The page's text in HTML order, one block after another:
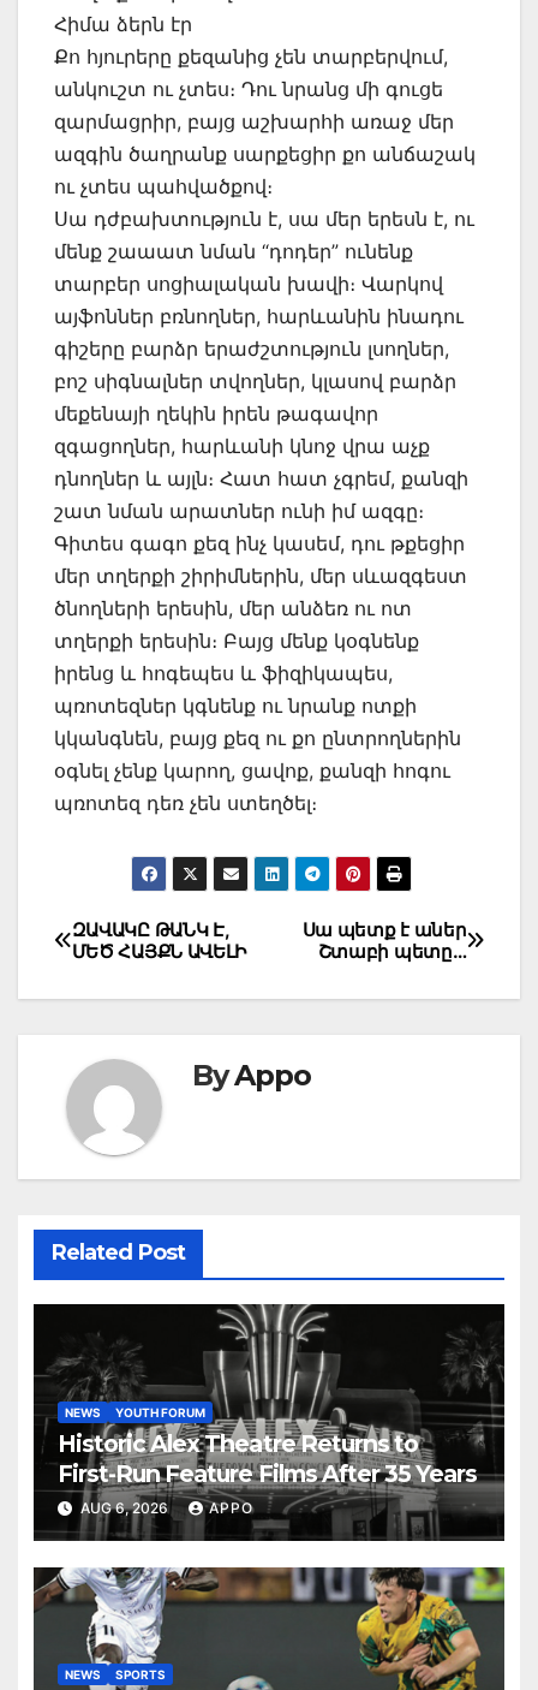
Հիմա ձերն էր
Քո հյուրերը քեզանից չեն տարբերվում,
անկուշտ ու չտես։ Դու նրանց մի գուցե
զարմացրիր, բայց աշխարհի առաջ մեր
ազգին ծաղրանք սարքեցիր քո անճաշակ
ու չտես պահվածքով։
Սա դժբախտություն է, սա մեր երեսն է, ու
մենք շաաատ նման “դոդեր” ունենք
տարբեր սոցիալական խավի։ Վարկով
այֆոններ բռնողներ, հարևանին ինադու
գիշերը բարձր երաժշտություն լսողներ,
բոշ սիգնալներ տվողներ, կլասով բարձր
մեքենայի ղեկին իրեն թագավոր
զգացողներ, հարևանի կնոջ վրա աչք
դնողներ և այլն։ Հատ հատ չգրեմ, քանզի
շատ նման արատներ ունի իմ ազգը։
Գիտես գագո քեզ ինչ կասեմ, դու թքեցիր
մեր տղերքի շիրիմներին, մեր սևազգեստ
ծնողների երեսին, մեր անձեռ ու ոտ
տղերքի երեսին։ Բայց մենք կօգնենք
իրենց և հոգեպես և ֆիզիկապես,
պռոտեզներ կգնենք ու նրանք ոտքի
կկանգնեն, բայց քեզ ու քո ընտրողներին
օգնել չենք կարող, ցավոք, քանզի հոգու
պռոտեզ դեռ չեն ստեղծել։
Post
navigation
Սա պետք է աներ
Շտաբի պետը…
ԶԱՎԱԿԸ ԹԱՆԿ Է,
ՄԵԾ ՀԱՅՔՆ ԱՎԵԼԻ
ByAppo
Related Post
NEWS YOUTH FORUM
Historic Alex Theatre Returns to
First-Run Feature Films After 35 Years
AUG 6, 2026 APPO
NEWS SPORTS